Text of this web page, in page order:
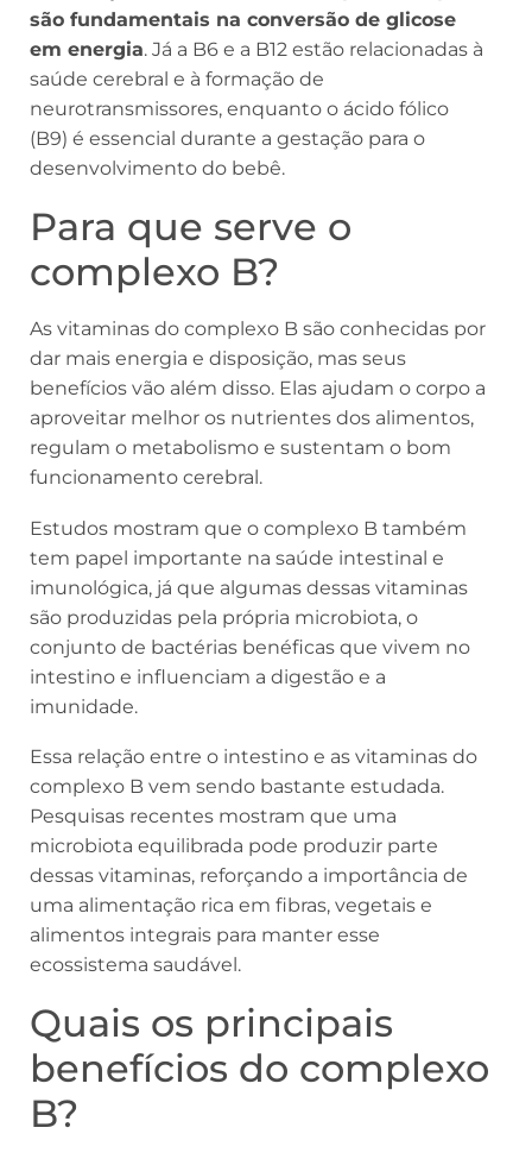
são fundamentais na conversão de glicose
em energia. Já a B6 e a B12 estão relacionadas à
saúde cerebral e à formação de
neurotransmissores, enquanto o ácido fólico
(B9) é essencial durante a gestação para o
desenvolvimento do bebê.
Para que serve o
complexo B?
As vitaminas do complexo B são conhecidas por
dar mais energia e disposição, mas seus
benefícios vão além disso. Elas ajudam o corpo a
aproveitar melhor os nutrientes dos alimentos,
regulam o metabolismo e sustentam o bom
funcionamento cerebral.
Estudos mostram que o complexo B também
tem papel importante na saúde intestinal e
imunológica, já que algumas dessas vitaminas
são produzidas pela própria microbiota, o
conjunto de bactérias benéficas que vivem no
intestino e influenciam a digestão e a
imunidade.
Essa relação entre o intestino e as vitaminas do
complexo B vem sendo bastante estudada.
Pesquisas recentes mostram que uma
microbiota equilibrada pode produzir parte
dessas vitaminas, reforçando a importância de
uma alimentação rica em fibras, vegetais e
alimentos integrais para manter esse
ecossistema saudável.
Quais os principais
benefícios do complexo
B?